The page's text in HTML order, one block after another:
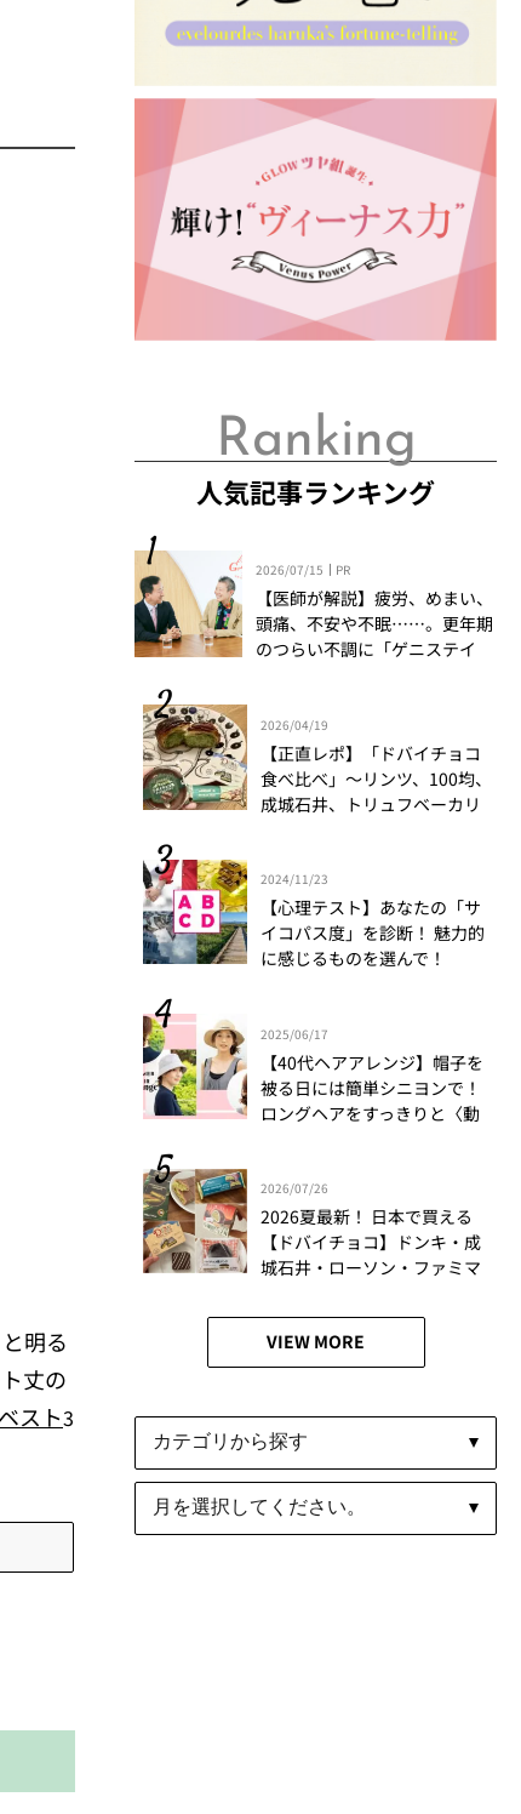
明る
丈の
ベスト3
Ranking
人気記事ランキング
2026/07/15 PR
【医師が解説】疲労、めまい、
頭痛、不安や不眠……。更年期
のつらい不調に「ゲニステイ
2026/04/19
【正直レポ】「ドバイチョコ
食べ比べ」～リンツ、100均、
成城石井、トリュフベーカリ
2024/11/23
【心理テスト】あなたの「サ
イコパス度」を診断！ 魅力的
に感じるものを選んで！
2025/06/17
【40代ヘアアレンジ】帽子を
被る日には簡単シニヨンで！
ロングヘアをすっきりと〈動
2026/07/26
2026夏最新！ 日本で買える
【ドバイチョコ】ドンキ・成
城石井・ローソン・ファミマ
VIEW MORE